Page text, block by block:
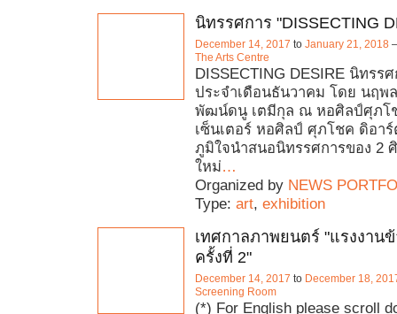
นิทรรศการ "DISSECTING
December 14, 2017 to January 21, 2018
The Arts Centre
DISSECTING DESIRE นิทรร
ประจำเดือนธันวาคม โดย นฤพ
พัฒน์ดนู เตมีกุล ณ หอศิลป์ศุภโ
เซ็นเตอร์ หอศิลป์ ศุภโชค ดิอาร์
ภูมิใจนำสนอนิทรรศการของ 2
ใหม่…
Organized by NEWS
Type: art, exhibition
เทศกาลภาพยนตร์ "แรงงาน
ครั้งที่ 2"
December 14, 2017 to December 18,
Screening Room
(*) For English please scroll